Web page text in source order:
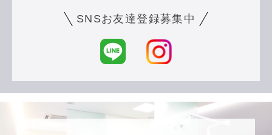
SNSお友達登録募集中